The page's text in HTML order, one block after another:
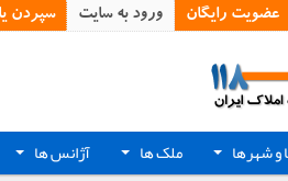
عضویت رایگان ورود به سایت سپردن
+ و شهرها + ملک ها + آژانس ها